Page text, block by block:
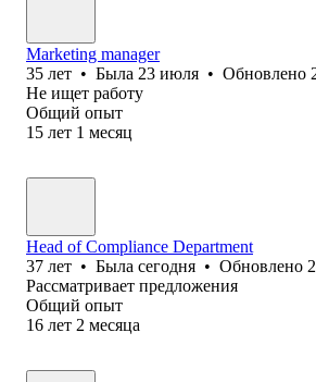
Marketing manager
35 лет • Была 23 июля • Обновлено
Не ищет работу
Общий опыт
15 лет 1 месяц
Head of Compliance Department
37 лет • Была сегодня • Обновлено
Рассматривает предложения
Общий опыт
16 лет 2 месяца